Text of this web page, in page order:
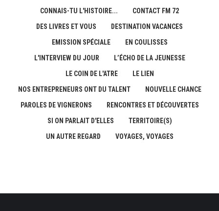
CONNAIS-TU L'HISTOIRE...
CONTACT FM 72
DES LIVRES ET VOUS
DESTINATION VACANCES
EMISSION SPÉCIALE
EN COULISSES
L'INTERVIEW DU JOUR
L’ÉCHO DE LA JEUNESSE
LE COIN DE L'ATRE
LE LIEN
NOS ENTREPRENEURS ONT DU TALENT
NOUVELLE CHANCE
PAROLES DE VIGNERONS
RENCONTRES ET DÉCOUVERTES
SI ON PARLAIT D'ELLES
TERRITOIRE(S)
UN AUTRE REGARD
VOYAGES, VOYAGES